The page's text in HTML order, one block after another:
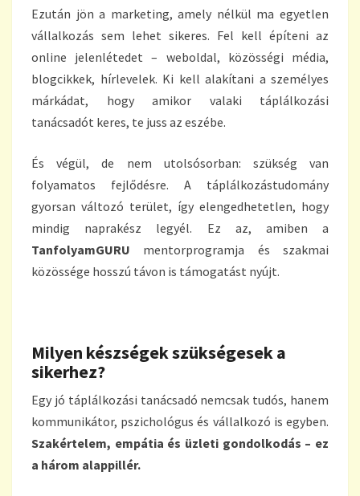
Ezután jön a marketing, amely nélkül ma egyetlen
vállalkozás sem lehet sikeres. Fel kell építeni az
online jelenlétedet – weboldal, közösségi média,
blogcikkek, hírlevelek. Ki kell alakítani a személyes
márkádat, hogy amikor valaki táplálkozási
tanácsadót keres, te juss az eszébe.
És végül, de nem utolsósorban: szükség van
folyamatos fejlődésre. A táplálkozástudomány
gyorsan változó terület, így elengedhetetlen, hogy
mindig naprakész legyél. Ez az, amiben a
TanfolyamGURU mentorprogramja és szakmai
közössége hosszú távon is támogatást nyújt.
Milyen készségek szükségesek a
sikerhez?
Egy jó táplálkozási tanácsadó nemcsak tudós, hanem
kommunikátor, pszichológus és vállalkozó is egyben.
Szakértelem, empátia és üzleti gondolkodás – ez
a három alappillér.